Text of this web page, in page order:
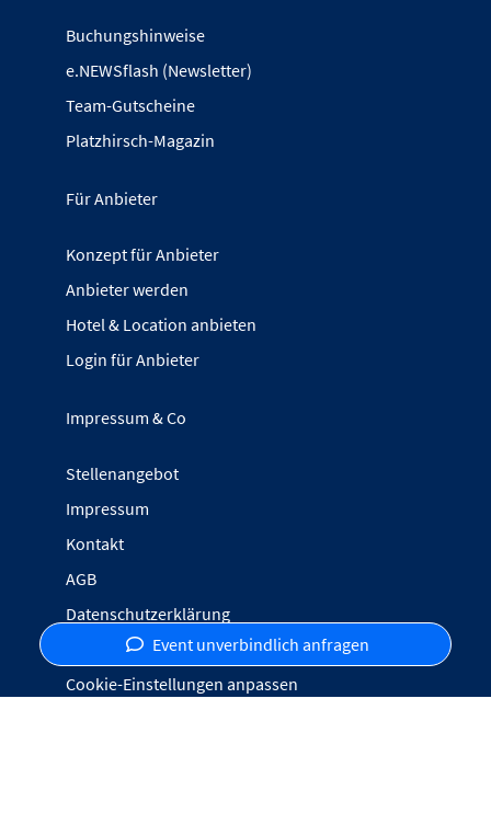
Event unverbindlich anfragen
Buchungshinweise
e.NEWSflash (Newsletter)
Team-Gutscheine
Platzhirsch-Magazin
Für Anbieter
Konzept für Anbieter
Anbieter werden
Hotel & Location anbieten
Login für Anbieter
Impressum & Co
Stellenangebot
Impressum
Kontakt
AGB
Datenschutzerklärung
Inhalte melden
Cookie-Einstellungen anpassen